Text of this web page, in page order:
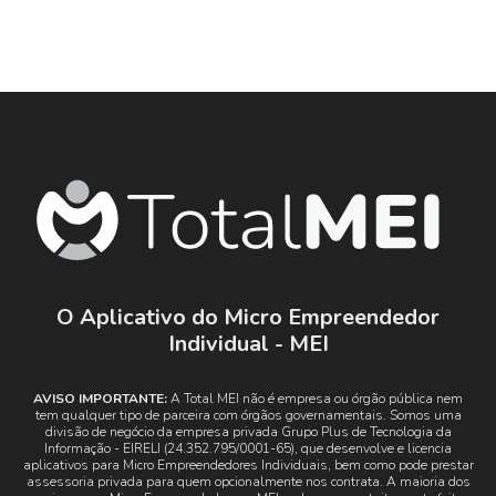
O Aplicativo do Micro Empreendedor
Individual - MEI
AVISO IMPORTANTE:A Total MEI não é empresa ou órgão pública nem
tem qualquer tipo de parceira com órgãos governamentais. Somos uma
divisão de negócio da empresa privada Grupo Plus de Tecnologia da
Informação - EIRELI (24.352.795/0001-65), que desenvolve e licencia
aplicativos para Micro Empreendedores Individuais, bem como pode prestar
assessoria privada para quem opcionalmente nos contrata. A maioria dos